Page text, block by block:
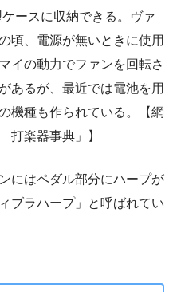
ケースに収納できる。ヴァ
頃、電源が無いときに使用
イの動力でファンを回転さ
あるが、最近では電池を用
機種も作られている。【網
楽器事典」】
にはペダル部分にハープが
ブラハープ」と呼ばれてい